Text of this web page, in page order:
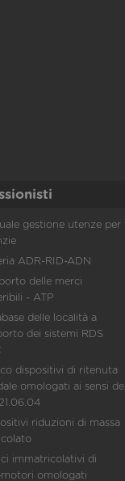
gestione utenze per
ADR-RID-ADN
delle merci
- ATP
delle località a
dei sistemi RDS
dispositivi di ritenuta
omologati ai sensi del
riduzioni di massa
immatricolativi di
omologati